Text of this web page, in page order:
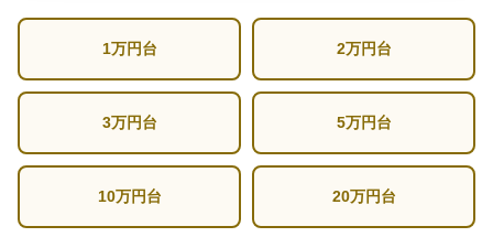
1万円台 2万円台
3万円台 5万円台
10万円台 20万円台